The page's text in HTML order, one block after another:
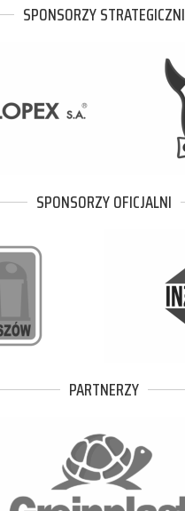
SPONSORZY STRATEGICZNI
SPONSORZY OFICJALNI
PARTNERZY